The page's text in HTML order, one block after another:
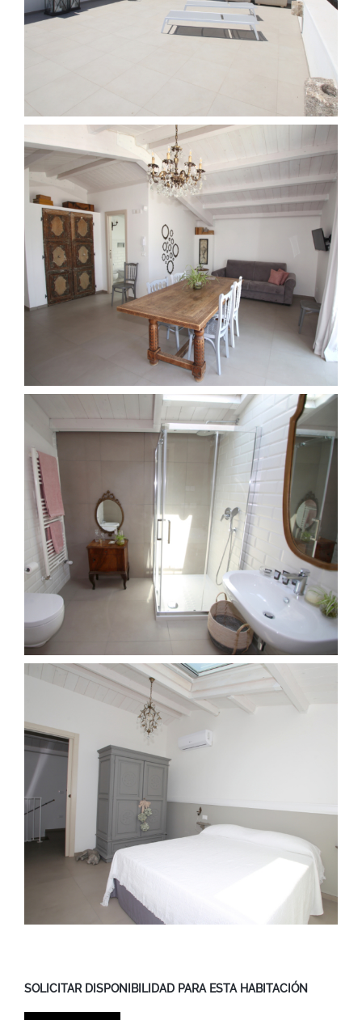
SOLICITAR DISPONIBILIDAD PARA ESTA HABITACIÓN